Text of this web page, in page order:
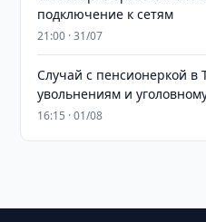
подключение к сетям
21:00 · 31/07
Случай с пенсионеркой в
увольнениям и
16:15 · 01/08